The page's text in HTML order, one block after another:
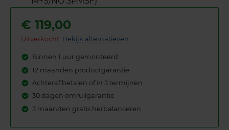
€ 119,00
Uitverkocht: Bekijk alternatieven
Binnen 1 uur gemonteerd
12 maanden productgarantie
Achteraf betalen of in 3 termijnen
30 dagen omruilgarantie
3 maanden gratis herbalanceren